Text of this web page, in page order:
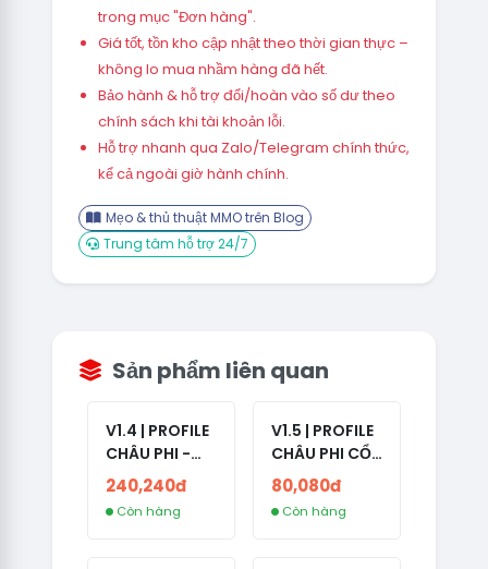
trong mục "Đơn hàng".
Giá tốt, tồn kho cập nhật theo thời gian thực –
không lo mua nhầm hàng đã hết.
Bảo hành & hỗ trợ đổi/hoàn vào số dư theo
chính sách khi tài khoản lỗi.
Hỗ trợ nhanh qua Zalo/Telegram chính thức,
kể cả ngoài giờ hành chính.
Mẹo & thủ thuật MMO trên Blog
Trung tâm hỗ trợ 24/7
Sản phẩm liên quan
V1.4 | PROFILE
CHÂU PHI -
ETHIOPIA CỔ -
NO 2FA -
RANDOM BẠN
240,240đ
Còn hàng
V1.5 | PROFILE
CHÂU PHI CỔ
- NO 2FA -
LẪN 2024 -
LIVE ADS
80,080đ
Còn hàng